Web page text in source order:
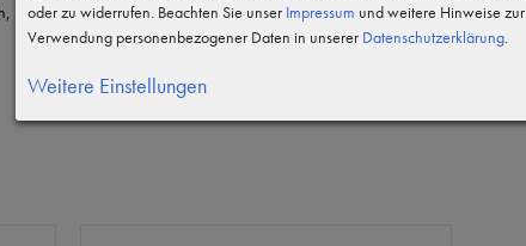
Deutschland
oder zu widerrufen. Beachten Sie unser Impressum und weitere Hinweise zur
Verwendung personenbezogener Daten in unserer Daten­schutz­erklärung.
Weitere Einstellungen